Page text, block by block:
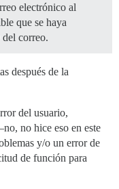
electrónico al
que se haya
correo.
después de la
del usuario,
no hice eso en este
y/o un error de
de función para